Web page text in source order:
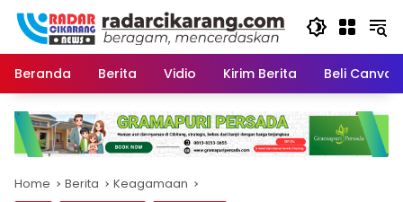
Skip
content
Beranda
Berita Vidio Kirim Berita Beli
Home Berita Keagamaan